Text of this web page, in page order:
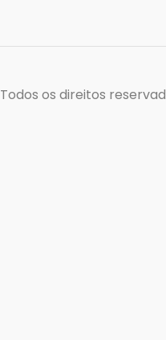
Todos os direitos